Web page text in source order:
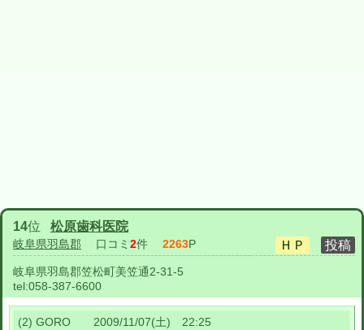
14位 松原歯科医院
岐阜県羽島郡 口コミ 2件 2263P
岐阜県羽島郡笠松町美笠通2-31-5
tel:058-387-6600
(2) GORO 2009/11/07(土) 22:25